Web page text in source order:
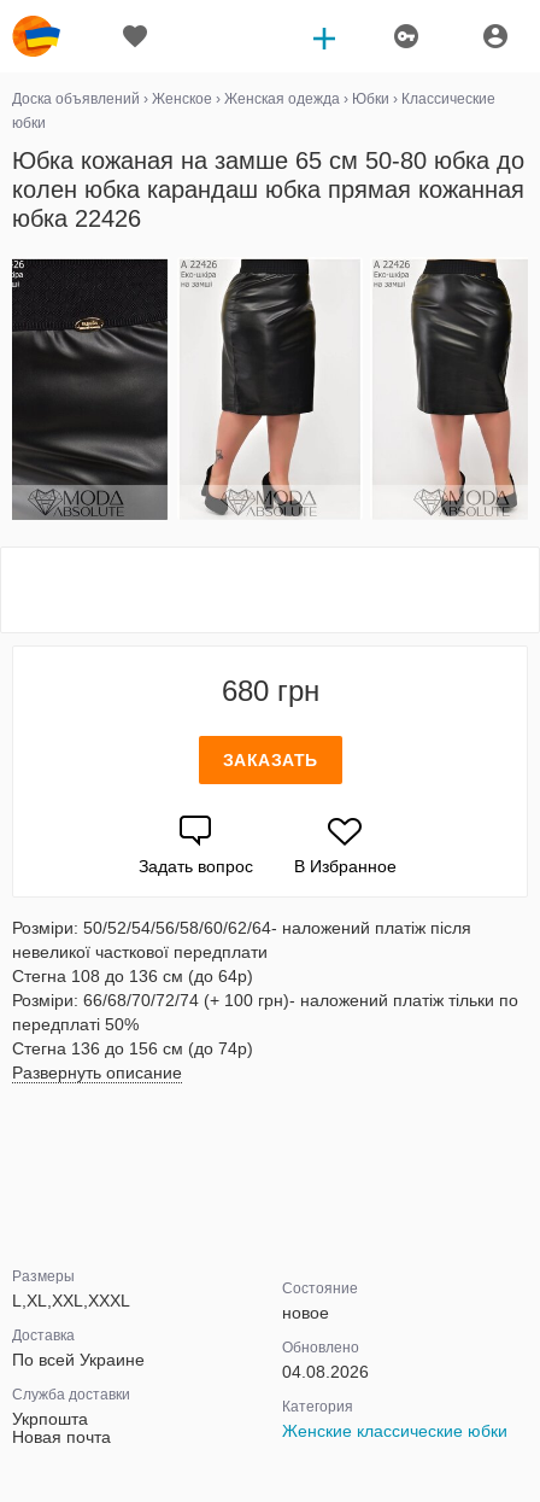
Доска объявлений › Женское › Женская одежда › Юбки › Классические
юбки
Юбка кожаная на замше 65 см 50-80 юбка до
колен юбка карандаш юбка прямая кожанная
юбка 22426
680 грн
ЗАКАЗАТЬ
Задать вопрос В Избранное
Розміри: 50/52/54/56/58/60/62/64- наложений платіж після
невеликої часткової передплати
Стегна 108 до 136 см (до 64р)
Розміри: 66/68/70/72/74 (+ 100 грн)- наложений платіж тільки по
передплаті 50%
Стегна 136 до 156 см (до 74р)
Развернуть описание
Размеры
L,XL,XXL,XXXL
Доставка
По всей Украине
Служба доставки
Укрпошта
Новая почта
Состояние
новое
Обновлено
04.08.2026
Категория
Женские классические юбки